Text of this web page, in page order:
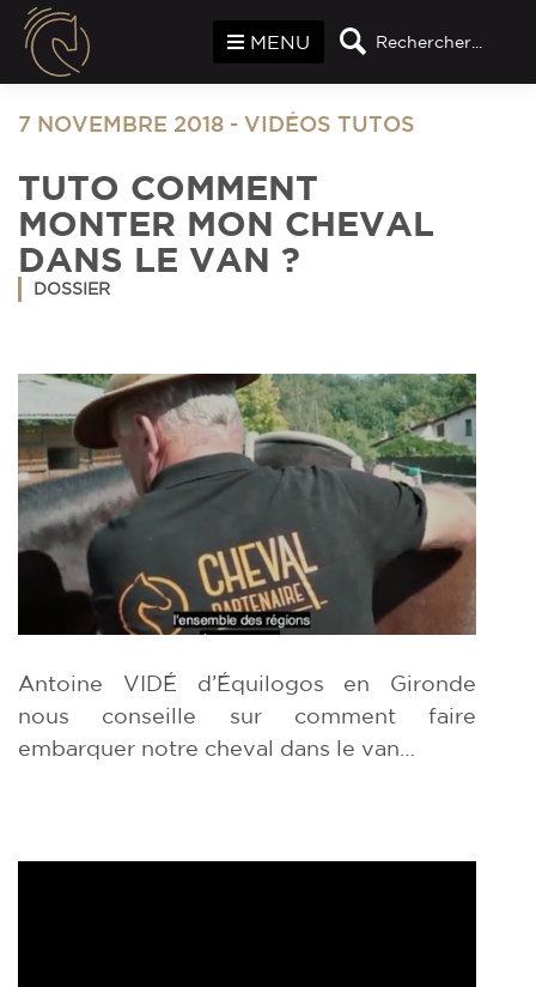
Rechercher...
MENU
7 NOVEMBRE 2018 - VIDÉOS TUTOS
TUTO COMMENT
MONTER MON CHEVAL
DANS LE VAN ?
DOSSIER
Antoine VIDÉ d’Équilogos en Gironde
nous conseille sur comment faire
embarquer notre cheval dans le van…
Panneau de gestion des cookies